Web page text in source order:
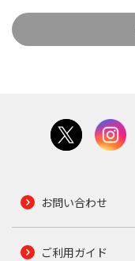
お問い合わせ
ご利用ガイド